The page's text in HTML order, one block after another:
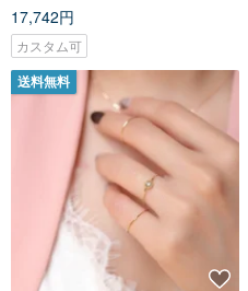
17,742円
カスタム可
送料無料